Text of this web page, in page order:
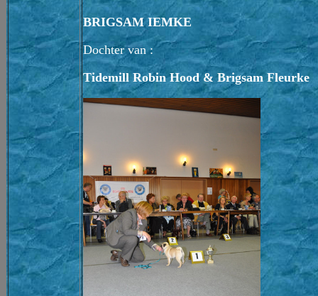
BRIGSAM IEMKE
Dochter van :
Tidemill Robin Hood & Brigsam Fleurke